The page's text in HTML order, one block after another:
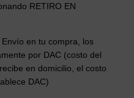
RETIRO EN
en tu compra, los
por DAC (costo del
en domicilio, el costo
DAC)